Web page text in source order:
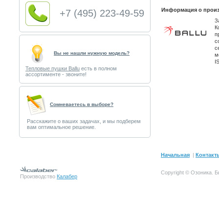
+7 (495) 223-49-59
Вы не нашли нужную модель?
Тепловые пушки Ballu есть в полном
ассортименте - звоните!
Cомневаетесь в выборе?
Расскажите о ваших задачах, и мы подберем
вам оптимальное решение.
Информация о
Начальная |
Производство Калабер
Copyright © Озоника.